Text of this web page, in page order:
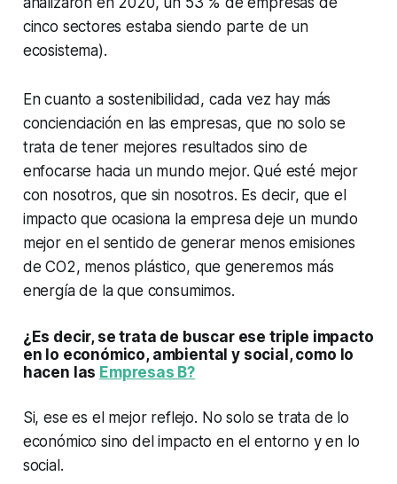
cinco sectores estaba siendo parte de un
ecosistema).
En cuanto a sostenibilidad, cada vez hay más
concienciación en las empresas, que no solo se
trata de tener mejores resultados sino de
enfocarse hacia un mundo mejor. Qué esté mejor
con nosotros, que sin nosotros. Es decir, que el
impacto que ocasiona la empresa deje un mundo
mejor en el sentido de generar menos emisiones
de CO2, menos plástico, que generemos más
energía de la que consumimos.
¿Es decir, se trata de buscar ese triple impacto
en lo económico, ambiental y social, como lo
hacen las Empresas B?
Si, ese es el mejor reflejo. No solo se trata de lo
económico sino del impacto en el entorno y en lo
social.